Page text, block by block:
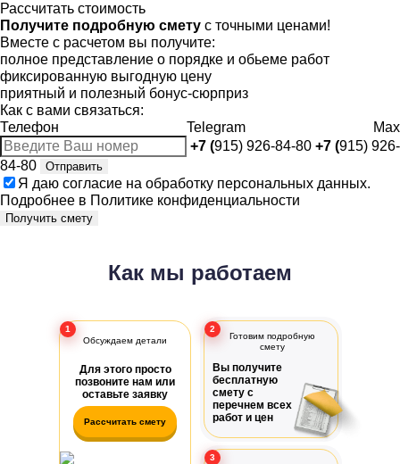
Рассчитать стоимость
Получите подробную смету с точными ценами!
Вместе с расчетом вы получите:
полное представление о порядке и обьеме работ
фиксированную выгодную цену
приятный и полезный бонус-сюрприз
Как с вами связаться:
Телефон
Telegram
Max
+7 (915) 926-84-80 +7 (915) 926-
84-80
Отправить
Я даю согласие на обработку персональных данных.
Подробнее в Политике конфиденциальности
Получить смету
Как мы работаем
1
Обсуждаем детали
Для этого просто
позвоните нам или
оставьте заявку
Рассчитать смету
2
Готовим подробную
смету
Вы получите
бесплатную
смету с
перечнем всех
работ и цен
3